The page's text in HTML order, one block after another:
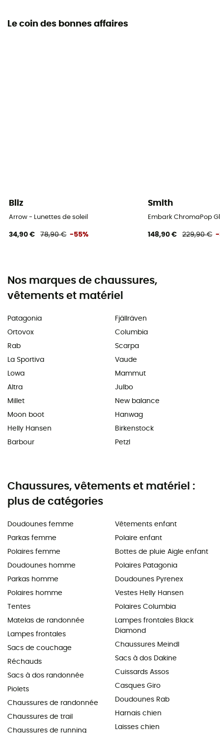
Le coin des bonnes affaires
Bliz
Arrow - Lunettes de soleil
34,90 € 78,90 € -55%
Smith
Embark ChromaPop
148,90 € 229,90 € -
Nos marques de chaussures,
vêtements et matériel
Patagonia
Ortovox
Rab
La Sportiva
Lowa
Altra
Millet
Moon boot
Helly Hansen
Barbour
Fjällräven
Columbia
Scarpa
Vaude
Mammut
Julbo
New balance
Hanwag
Birkenstock
Petzl
Chaussures, vêtements et matériel :
plus de catégories
Doudounes femme
Parkas femme
Polaires femme
Doudounes homme
Parkas homme
Polaires homme
Tentes
Matelas de randonnée
Lampes frontales
Sacs de couchage
Réchauds
Sacs à dos randonnée
Piolets
Chaussures de randonnée
Chaussures de trail
Chaussures de running
Vêtements enfant
Polaire enfant
Bottes de pluie Aigle enfant
Polaires Patagonia
Doudounes Pyrenex
Vestes Helly Hansen
Polaires Columbia
Lampes frontales Black
Diamond
Chaussures Meindl
Sacs à dos Dakine
Cuissards Assos
Casques Giro
Doudounes Rab
Harnais chien
Laisses chien